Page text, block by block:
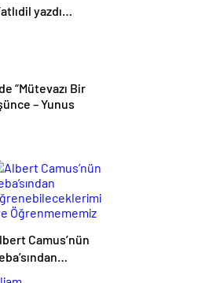
yazdı…
“Mütevazı Bir
– Yunus
Camus’nün